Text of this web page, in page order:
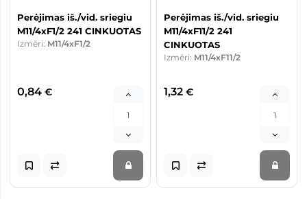
Perėjimas iš./vid. sriegiu
M11/4xF1/2 241 CINKUOTAS
Izmēri: M11/4xF1/2
0,84 €
Perėjimas iš./vid. sriegiu
M11/4xF11/2 241
CINKUOTAS
Izmēri: M11/4xF11/2
1,32 €